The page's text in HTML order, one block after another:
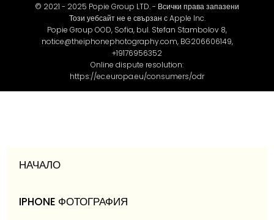
© 2021 - 2025 Popie Group LTD. - Всички права запазени
Този уебсайт не е свързан с Apple Inc.
Popie Group OOD, Sofia, bul. Stefan Stambolov 8,
notice@theiphonephotography.com, BG206606149,
+19176956352
Online dispute resolution:
https://ec.europa.eu/consumers/odr
НАЧАЛО
IPHONE ФОТОГРАФИЯ